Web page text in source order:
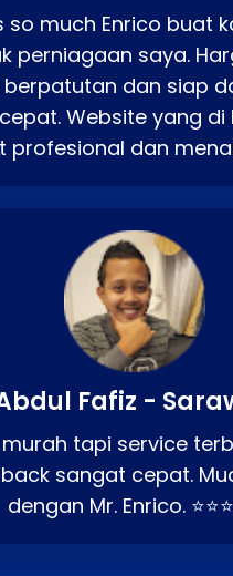
so much Enrico buat
perniagaan saya.
dan siap
Website yang di
dan
Fafiz -
tapi service
sangat cepat.
dengan Mr. Enrico.